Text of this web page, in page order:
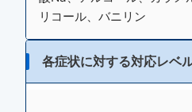
リコール、バニリン
各症状に対する対応レベ